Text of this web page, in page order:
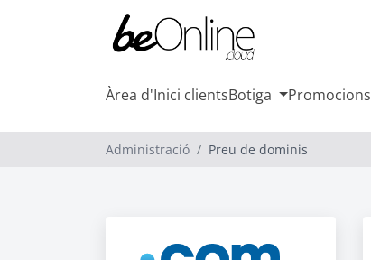
Àrea d'Inici clientsBotiga Promocions
Administració Preu de dominis